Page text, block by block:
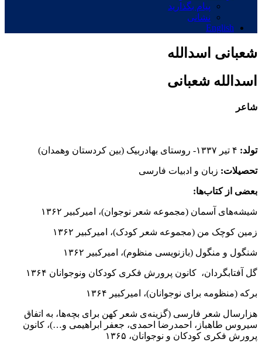
پیام بگذارید
نشانی
English
شعبانی اسدالله
اسدالله شعبانی
شاعر
تولد:
تحصیلات: زبان و ادبیات فارسی
بعضی از کتاب‌ها:
شیشه‌های آسمان (مجموعه شعر نوجوان)، امیرکبیر ۱۳۶۲
زمین کوچک من (‌مجموعه شعر کودک)، امیرکبیر ۱۳۶۲
شنگول و منگول (بازنویسی منظوم)، امیرکبیر ۱۳۶۲
گل آفتابگردان، کانون پرورش فکری کودکان ونوجوانان ۱۳۶۴
برکه (منظومه برای نوجوانان)، امیرکبیر ۱۳۶۴
هزارسال شعر فارسی (گزینه‌ی شعر کهن برای بچه‌ها، به اتفاق
سیروس طاهباز، احمدرضا احمدی، جعفر ابراهیمی و…)، کانون
پرورش فکری کودکان و نوجوانان، ۱۳۶۵